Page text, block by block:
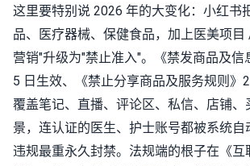
这里要特别说 2026 年的大变化：小红书
品、医疗器械、保健食品，加上医美项目
营销"升级为"禁止准入"。《禁发商品及信
5 日生效、《禁止分享商品及服务规则》2
覆盖笔记、直播、评论区、私信、店铺、
景，连认证的医生、护士账号都被系统自
违规最重永久封禁。法规端的根子在《互